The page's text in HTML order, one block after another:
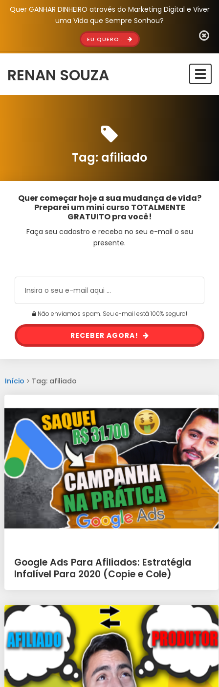
Quer GANHAR DINHEIRO através do Marketing Digital e Viver
uma Vida que Sempre Sonhou?
EU QUERO..
RENAN SOUZA
Tag: afiliado
Quer começar hoje a sua mudança de vida?
Preparei um mini curso TOTALMENTE
GRATUITO pra você!
Faça seu cadastro e receba no seu e-mail o seu
presente.
Não enviamos spam. Seu e-mail está 100% seguro!
RECEBER AGORA!
Início Tag: afiliado
Google Ads Para Afiliados: Estratégia
Infalível Para 2020 (Copie e Cole)